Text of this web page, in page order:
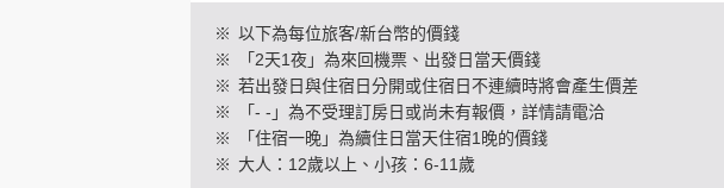
※ 以下為每位旅客/新台幣的價錢
※
「2天1夜」為來回機票、出發日當天價錢
※ 若出發日與住宿日分開或住宿日不連續時將會產生價差
※
「- -」為不受理訂房日或尚未有報價，詳情請電洽
※
「住宿一晚」為續住日當天住宿1晚的價錢
※ 大人：12歲以上、小孩：6-11歲